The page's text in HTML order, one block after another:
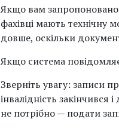
Якщо вам
фахівці мають технічну
довше, оскільки
Якщо система
Зверніть увагу: записи
інвалідність
не потрібно — подати